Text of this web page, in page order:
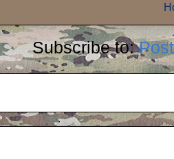
Subscribe to: